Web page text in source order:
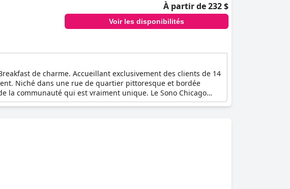
À partir de 232 $
Voir les disponibilités
de charme. Accueillant exclusivement des clients de 14
Niché dans une rue de quartier pittoresque et bordée
la communauté qui est vraiment unique. Le Sono Chicago
le toit-terrasse, les clients peuvent
à une journée d'aventure dans la ville des vents. Optez pour
la ville.